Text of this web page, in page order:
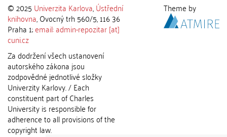
© 2025 Univerzita Karlova,Ústřední
knihovna, Ovocný trh 560/5, 116 36
Praha 1;email: admin-repozitar [at]
cuni.cz
Za dodržení všech ustanovení
autorského zákona jsou
zodpovědné jednotlivé složky
Univerzity Karlovy. / Each
constituent part of Charles
University is responsible for
adherence to all provisions of the
copyright law.
Theme by